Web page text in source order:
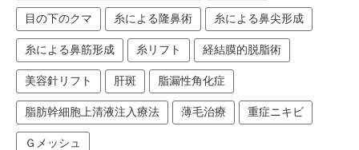
目の下のクマ 糸による隆鼻術 糸による鼻尖形成
糸による鼻筋形成 糸リフト 経結膜的脱脂術
美容針リフト 肝斑 脂漏性角化症
脂肪幹細胞上清液注入療法 薄毛治療 重症ニキビ
Ｇメッシュ